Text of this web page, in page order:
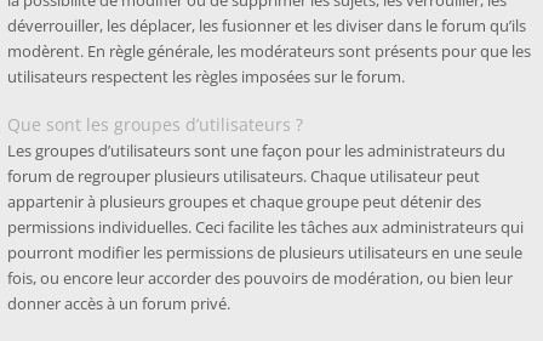
déverrouiller, les déplacer, les fusionner et les diviser dans le forum qu’ils
modèrent. En règle générale, les modérateurs sont présents pour que les
utilisateurs respectent les règles imposées sur le forum.
Que sont les groupes d’utilisateurs ?
Les groupes d’utilisateurs sont une façon pour les administrateurs du
forum de regrouper plusieurs utilisateurs. Chaque utilisateur peut
appartenir à plusieurs groupes et chaque groupe peut détenir des
permissions individuelles. Ceci facilite les tâches aux administrateurs qui
pourront modifier les permissions de plusieurs utilisateurs en une seule
fois, ou encore leur accorder des pouvoirs de modération, ou bien leur
donner accès à un forum privé.